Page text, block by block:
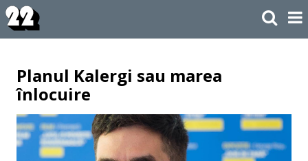
Planul Kalergi sau marea
înlocuire